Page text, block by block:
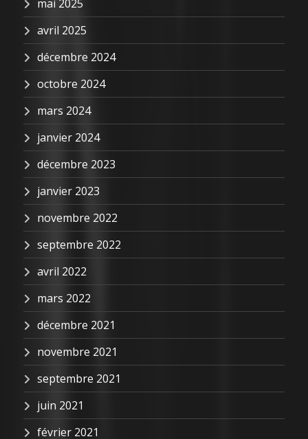
mai 2025
avril 2025
décembre 2024
octobre 2024
mars 2024
janvier 2024
décembre 2023
janvier 2023
novembre 2022
septembre 2022
avril 2022
mars 2022
décembre 2021
novembre 2021
septembre 2021
juin 2021
février 2021